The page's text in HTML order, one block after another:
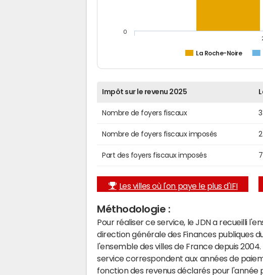
La Roche-Noire
0
Impôt sur le revenu 2025
Nombre de foyers fiscaux
Nombre de foyers fiscaux imposés
Part des foyers fiscaux imposés
Les villes où l'on paye le plus d'IFI
Méthodologie :
Pour réaliser ce service, le JDN a recueilli
direction générale des Finances publiques
l'ensemble des villes de France depuis
service correspondent aux années de
fonction des revenus déclarés pour l'année